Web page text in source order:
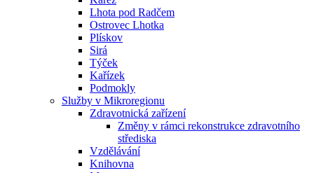
Lhota pod Radčem
Ostrovec Lhotka
Plískov
Sirá
Týček
Kařízek
Podmokly
Služby v Mikroregionu
Zdravotnická zařízení
Změny v rámci rekonstrukce zdravotního
střediska
Vzdělávání
Knihovna